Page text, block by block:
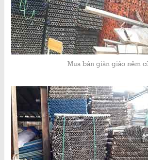
Mua bán giàn giáo nêm